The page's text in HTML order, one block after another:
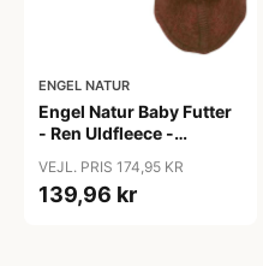
ENGEL NATUR
Engel Natur Baby Futter
- Ren Uldfleece -
VEJL. PRIS 174,95 KR
139,96 kr